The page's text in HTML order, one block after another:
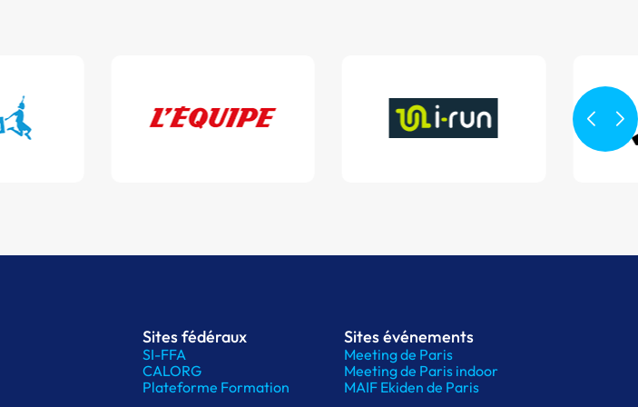
Sites fédéraux
SI-FFA
CALORG
Plateforme Formation
Sites événements
Meeting de Paris
Meeting de Paris indoor
MAIF Ekiden de Paris